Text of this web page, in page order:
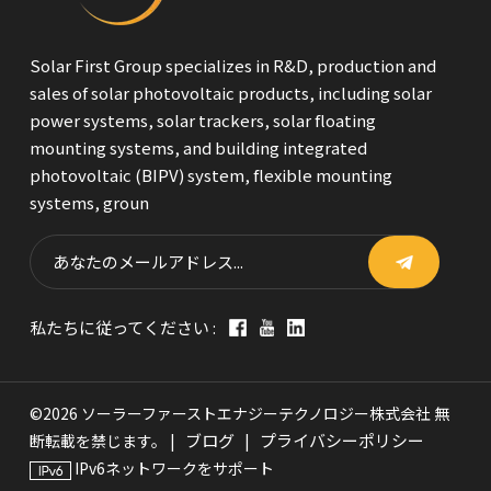
Solar First Group specializes in R&D, production and
sales of solar photovoltaic products, including solar
power systems, solar trackers, solar floating
mounting systems, and building integrated
photovoltaic (BIPV) system, flexible mounting
systems, groun
私たちに従ってください :
©2026 ソーラーファーストエナジーテクノロジー株式会社 無
断転載を禁じます。 |
ブログ プライバシーポリシー
IPv6ネットワークをサポート